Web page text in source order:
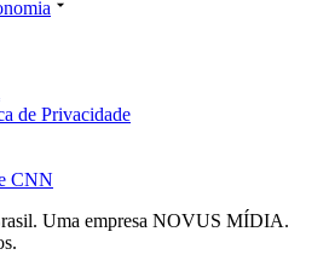
de Privacidade
CNN
Uma empresa NOVUS MÍDIA.